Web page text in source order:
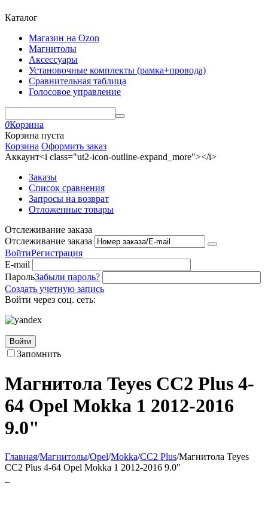
Каталог
Магазин на Ozon
Магнитолы
Аксессуары
Установочные комплекты (рамка+провода)
Сравнительная таблица
Голосовое управление
0Корзина
Корзина пуста
Корзина Оформить заказ
Аккаунт<i class="ut2-icon-outline-expand_more"></i>
Заказы
Список сравнения
Запросы на возврат
Отложенные товары
Отслеживание заказа
Отслеживание заказа
ВойтиРегистрация
E-mail
ПарольЗабыли пароль?
Создать учетную запись
Войти через соц. сеть:
Войти
Запомнить
Магнитола Teyes CC2 Plus 4-
64 Opel Mokka 1 2012-2016
9.0"
Главная/Магнитолы/Opel/Mokka/CC2 Plus/Магнитола Teyes
CC2 Plus 4-64 Opel Mokka 1 2012-2016 9.0"